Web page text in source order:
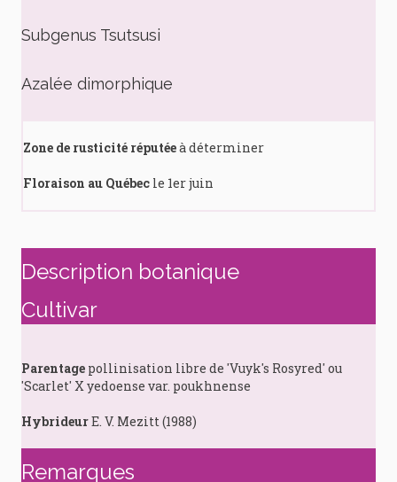
Subgenus Tsutsusi
Azalée dimorphique
Zone de rusticité réputéeà déterminer
Floraison au Québec le 1er juin
Description botanique
Cultivar
Parentage pollinisation libre de 'Vuyk's Rosyred' ou
'Scarlet' X yedoense var. poukhnense
HybrideurE. V. Mezitt (1988)
Remarques